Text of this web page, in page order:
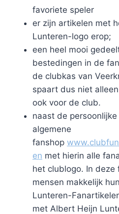
favoriete speler
er zijn artikelen met
Lunteren-logo erop;
een heel mooi
bestedingen in de
de clubkas van
spaart dus niet
ook voor de club.
naast de
algemene
fanshop
en met hierin alle
het clublogo. In deze
mensen makkelijk
Lunteren-
met Albert Heijn